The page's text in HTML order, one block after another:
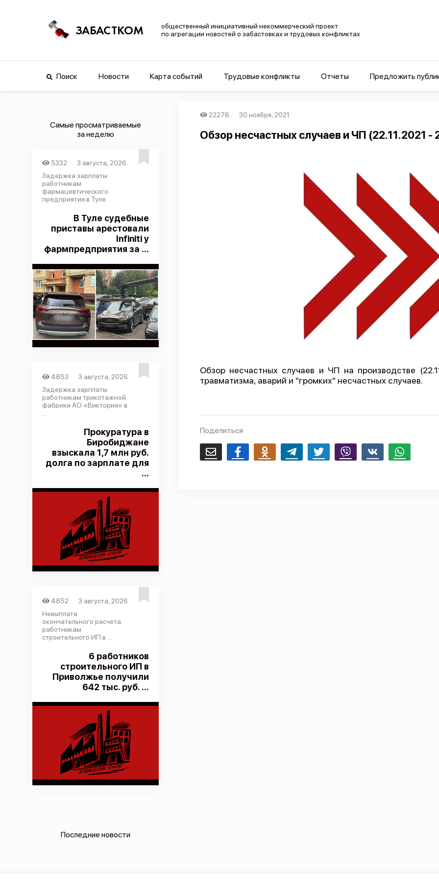
ЗАБАСТКОМ
общественный инициативный некоммерческий проект
по агрегации новостей о забастовках и трудовых конфликтах
Поиск Новости Карта событий Трудовые конфликты Отчеты Предложить
Самые просматриваемые
за неделю
5332
3 августа, 2026
Задержка зарплаты
работникам
фармацевтического
предприятия в Туле
В Туле судебные
приставы арестовали
Infiniti у
фармпредприятия за ...
4853
3 августа, 2026
Задержка зарплаты
работникам трикотажной
фабрики АО «Виктория» в
Прокуратура в
Биробиджане
взыскала 1,7 млн руб.
долга по зарплате для
...
4852
3 августа, 2026
Невыплата
окончательного расчета
работникам
строительного ИП в ...
6 работников
строительного ИП в
Приволжье получили
642 тыс. руб. ...
Последние новости
22276 30 ноября, 2021
Обзор несчастных случаев и ЧП (22.11.2021 -
Обзор несчастных случаев и ЧП на производстве
травматизма, аварий и "громких" несчастных случаев.
Поделиться
Email FacebookOdnoklassnikiTelegram Twitter Viber Whatsapp